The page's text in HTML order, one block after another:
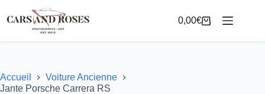
au
contenu
Panier
0,00€
Accueil
Voiture Ancienne
Jante Porsche Carrera RS